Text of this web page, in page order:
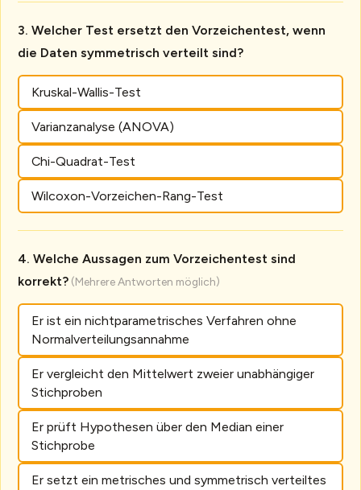
Welcher Test ersetzt den Vorzeichentest, wenn
die Daten symmetrisch verteilt sind?
Kruskal-Wallis-Test
Varianzanalyse (ANOVA)
Chi-Quadrat-Test
Wilcoxon-Vorzeichen-Rang-Test
Welche Aussagen zum Vorzeichentest sind
korrekt?
Er ist ein nichtparametrisches Verfahren ohne
Normalverteilungsannahme
Er vergleicht den Mittelwert zweier unabhängiger
Stichproben
Er prüft Hypothesen über den Median einer
Stichprobe
Er setzt ein metrisches und symmetrisch verteiltes